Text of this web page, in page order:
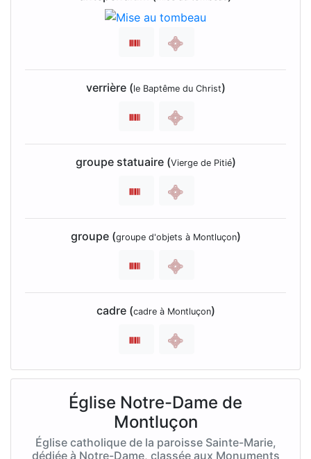
verrière (le Baptême du Christ)
groupe statuaire (Vierge de Pitié)
groupe (groupe d'objets à Montluçon)
cadre (cadre à Montluçon)
Église Notre-Dame de
Montluçon
Église catholique de la paroisse Sainte-Marie,
dédiée à Notre-Dame, classée aux Monuments